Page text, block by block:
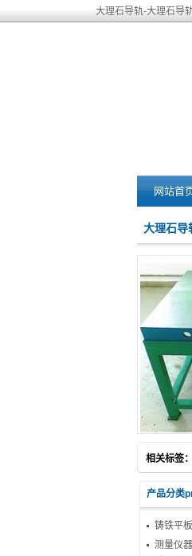
大理石导轨-大理石导
网站首
大理石导
相关标签：
产品分类
铸铁平
测量仪